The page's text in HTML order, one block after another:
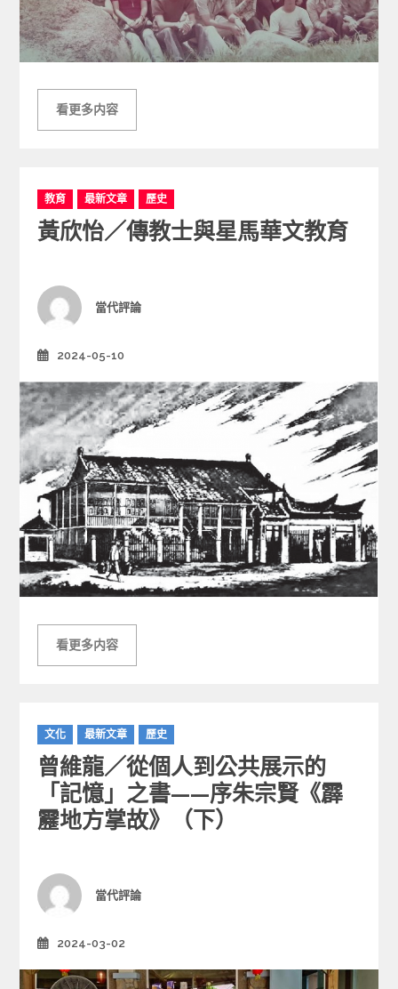
看更多内容
C
a
t
o
r
s
教育 最新文章 歷史
黃欣怡／傳教士與星馬華文教育
Author
當代評論
2024-05-10
看更多内容
C
a
t
o
e
s
文化 最新文章 歷史
曾維龍／從個人到公共展示的
「記憶」之書——序朱宗賢《霹
靂地方掌故》（下）
Author
當代評論
2024-03-02